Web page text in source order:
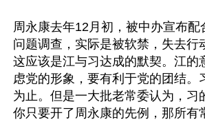
周永康去年12月初，被中办宣布配
问题调查，实际是被软禁，失去行
这应该是江与习达成的默契。江的
虑党的形象，要有利于党的团结。
为止。但是一大批老常委认为，习
你只要开了周永康的先例，那所有